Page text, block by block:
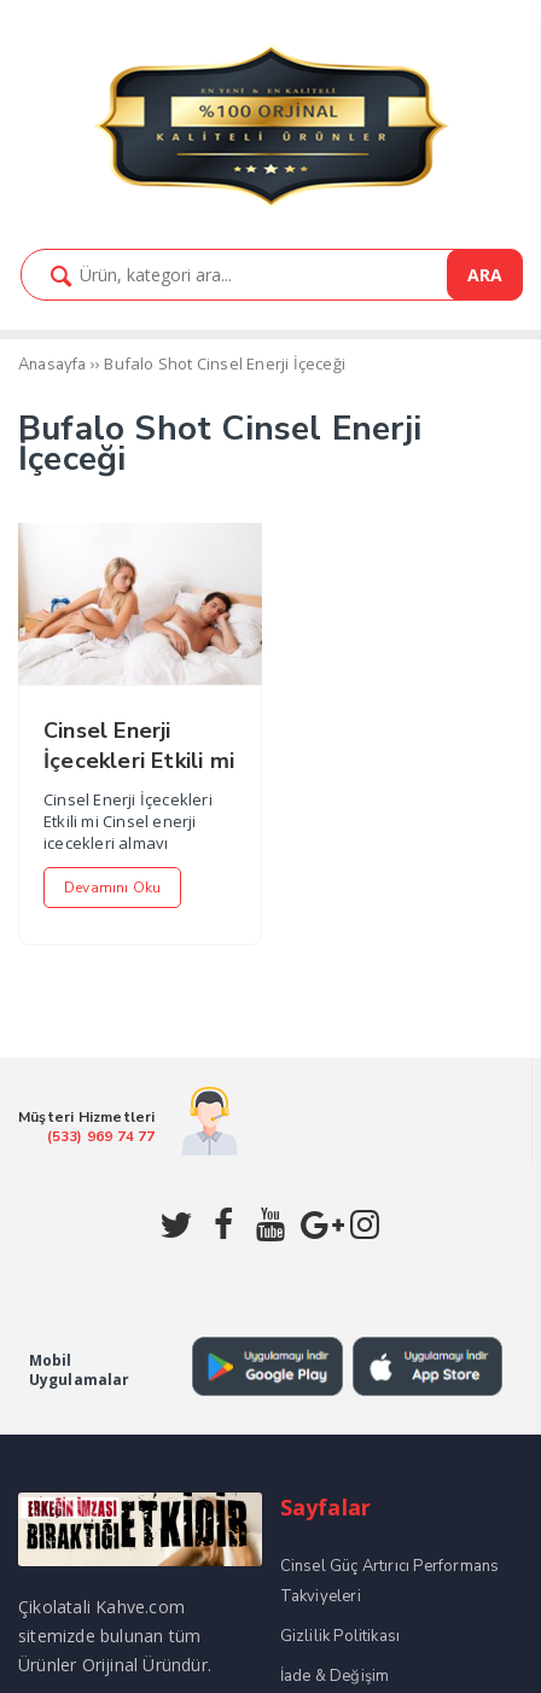
ARA
Anasayfa ›› Bufalo Shot Cinsel Enerji İçeceği
Bufalo Shot Cinsel Enerji
İçeceği
Cinsel Enerji
İçecekleri Etkili mi
Cinsel Enerji İçecekleri
Etkili mi Cinsel enerji
içecekleri almayı
düşünüyorsanız ve
etkileri konus...
Devamını Oku
Müşteri Hizmetleri
(533) 969 74 77
Mobil
Uygulamalar
Çikolatali Kahve.com
sitemizde bulunan tüm
Ürünler Orijinal Üründür.
Sayfalar
Cinsel Güç Artırıcı Performans
Takviyeleri
Gizlilik Politikası
İade & Değişim